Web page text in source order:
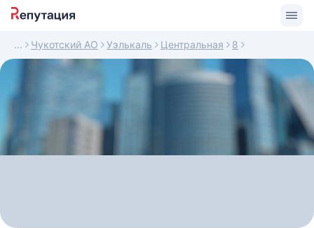
Чукотский АО Уэлькаль Центральная 8